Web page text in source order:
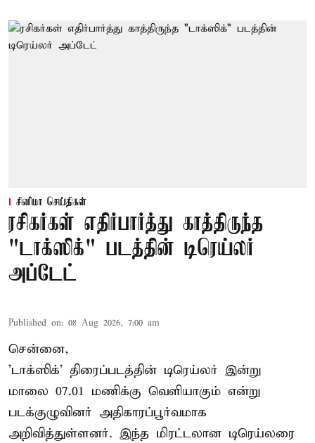
சினிமா செய்திகள்
ரசிகர்கள் எதிர்பார்த்து காத்திருந்த
"டாக்ஸிக்" படத்தின் டிரெய்லர்
அப்டேட்
Published on: 08 Aug 2026, 7:00 am
சென்னை,
'டாக்ஸிக்' திரைப்படத்தின் டிரெய்லர் இன்று
மாலை 07.01 மணிக்கு வெளியாகும் என்று
படக்குழுவினர் அதிகாரப்பூர்வமாக
அறிவித்துள்ளனர். இந்த மிரட்டலான டிரெய்லரை